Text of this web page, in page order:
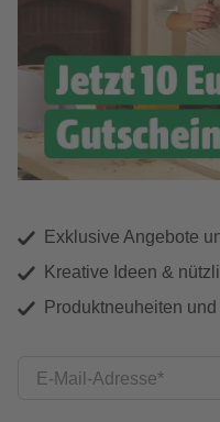
Exklusive Angebote
Kreative Ideen &
Produktneuheiten
E-Mail-Adresse